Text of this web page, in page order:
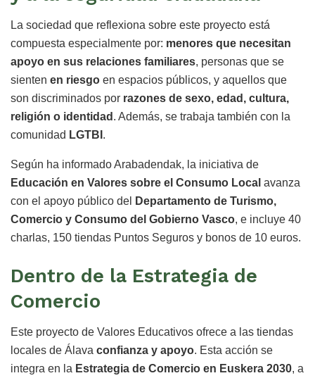
La sociedad que reflexiona sobre este proyecto está
compuesta especialmente por: menores que necesitan
apoyo en sus relaciones familiares, personas que se
sienten en riesgo en espacios públicos, y aquellos que
son discriminados por razones de sexo, edad, cultura,
religión o identidad . Además, se trabaja también con la
comunidad LGTBI .
Según ha informado Arabadendak, la iniciativa de
Educación en Valores sobre el Consumo Local avanza
con el apoyo público del
Departamento de Turismo,
Comercio y Consumo del Gobierno Vasco, e incluye 40
charlas, 150 tiendas Puntos Seguros y bonos de 10 euros.
Dentro de la Estrategia de
Comercio
Este proyecto de Valores Educativos ofrece a las tiendas
locales de Álava confianza y apoyo. Esta acción se
integra en la Estrategia de Comercio en Euskera 2030, a